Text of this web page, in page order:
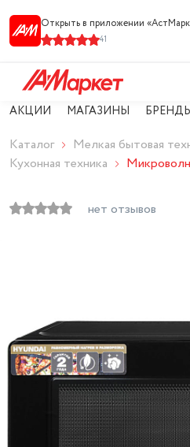
Открыть в приложении
41
АКЦИИ МАГАЗИНЫ
Каталог
Мелкая бытовая
Кухонная техника
нет отзывов